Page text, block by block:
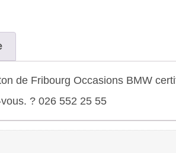
de Fribourg Occasions BMW
? 026 552 25 55